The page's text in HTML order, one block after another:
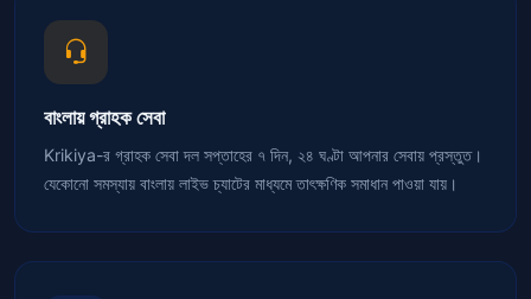
বাংলায় গ্রাহক সেবা
Krikiya-র গ্রাহক সেবা দল সপ্তাহের ৭ দিন, ২৪ ঘণ্টা আপনার সেবায় প্রস্তুত।
যেকোনো সমস্যায় বাংলায় লাইভ চ্যাটের মাধ্যমে তাৎক্ষণিক সমাধান পাওয়া যায়।